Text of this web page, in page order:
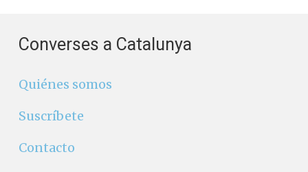
Converses a Catalunya
Quiénes somos
Suscríbete
Contacto